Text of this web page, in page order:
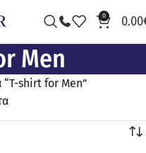
0 0.00
Men
“T-shirt for Men”